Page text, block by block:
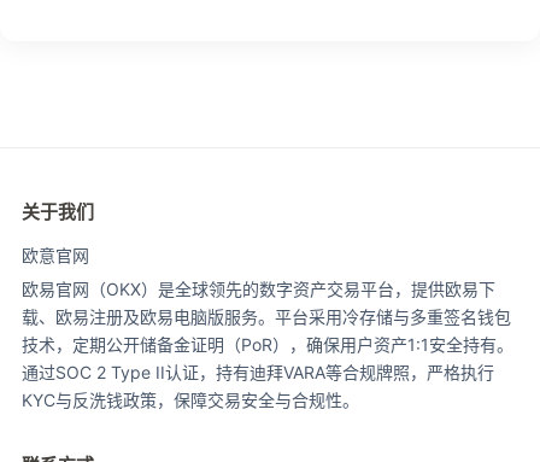
关于我们
欧意官网
欧易官网（OKX）是全球领先的数字资产交易平台，提供欧易下
载、欧易注册及欧易电脑版服务。平台采用冷存储与多重签名钱包
技术，定期公开储备金证明（PoR），确保用户资产1:1安全持有。
通过SOC 2 Type II认证，持有迪拜VARA等合规牌照，严格执行
KYC与反洗钱政策，保障交易安全与合规性。